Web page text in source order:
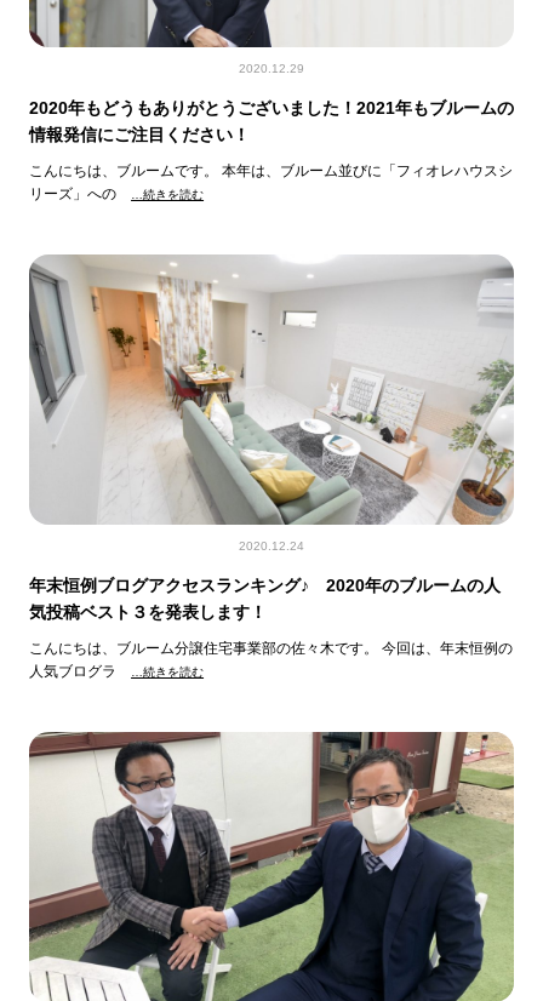
2020.12.29
2020年もどうもありがとうございました！2021年もブルームの
情報発信にご注目ください！
こんにちは、ブルームです。 本年は、ブルーム並びに「フィオレハウスシ
リーズ」への
…続きを読む
2020.12.24
年末恒例ブログアクセスランキング♪ 2020年のブルームの人
気投稿ベスト３を発表します！
こんにちは、ブルーム分譲住宅事業部の佐々木です。 今回は、年末恒例の
人気ブログラ
…続きを読む